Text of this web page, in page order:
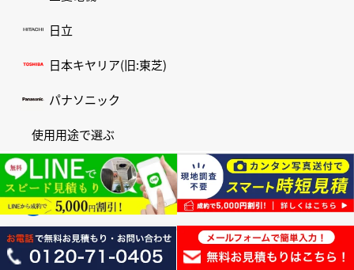
日立
日本キヤリア(旧:東芝)
パナソニック
使用用途で選ぶ
キッチン/厨房用
工場用
学校用